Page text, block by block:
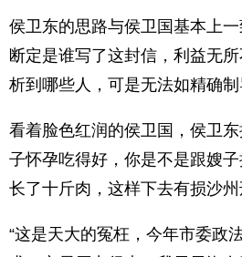
侯卫东的思路与侯卫国基本上
断定是谁写了这封信，利益无
析到哪些人，可是无法如精确制
看着脸色红润的侯卫国，侯卫
子怀孕吃得好，你是不是跟嫂
长了十斤肉，这样下去有损沙
“这是天大的冤枉，今年市委政